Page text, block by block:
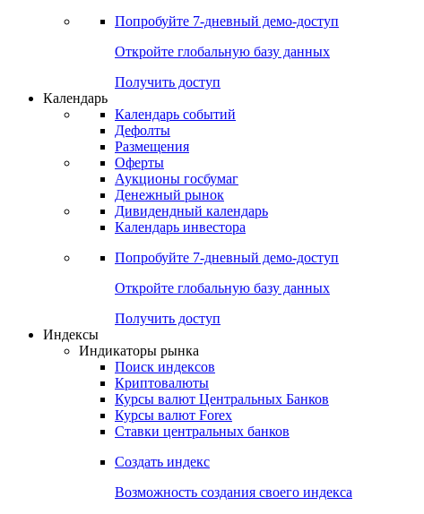
Попробуйте 7-дневный демо-доступ
Откройте глобальную базу данных
Получить доступ
Календарь
Календарь событий
Дефолты
Размещения
Оферты
Аукционы госбумаг
Денежный рынок
Дивидендный календарь
Календарь инвестора
Попробуйте 7-дневный демо-доступ
Откройте глобальную базу данных
Получить доступ
Индексы
Индикаторы рынка
Поиск индексов
Криптовалюты
Курсы валют Центральных Банков
Курсы валют Forex
Ставки центральных банков
Создать индекс
Возможность создания своего индекса